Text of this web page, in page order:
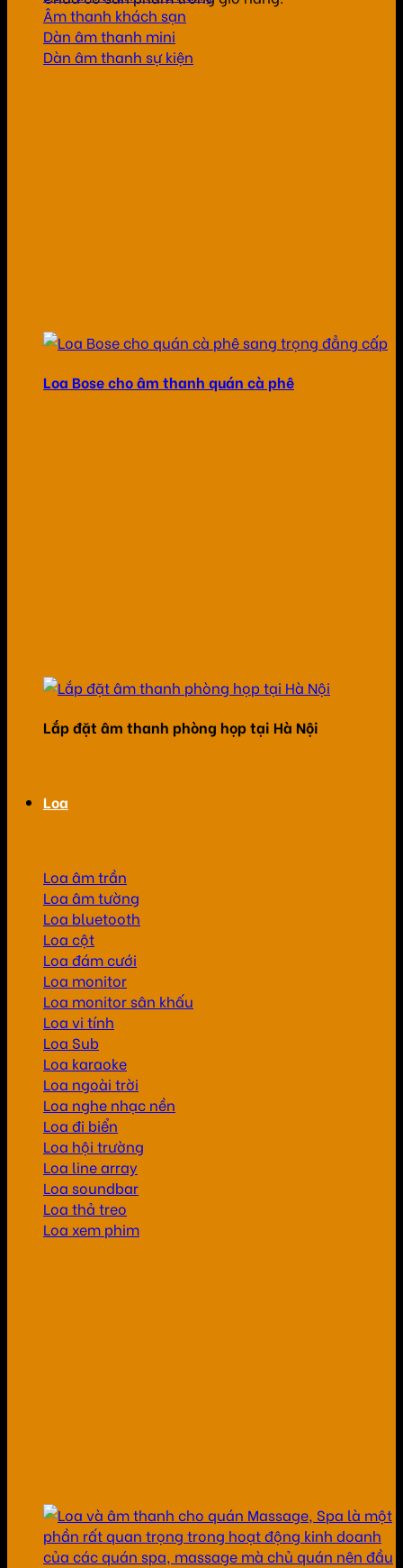
Âm thanh khách sạn
Dàn âm thanh mini
Dàn âm thanh sự kiện
Loa Bose cho âm thanh quán cà phê
Lắp đặt âm thanh phòng họp tại Hà Nội
Loa
Loa âm trần
Loa âm tường
Loa bluetooth
Loa cột
Loa đám cưới
Loa monitor
Loa monitor sân khấu
Loa vi tính
Loa Sub
Loa karaoke
Loa ngoài trời
Loa nghe nhạc nền
Loa đi biển
Loa hội trường
Loa line array
Loa soundbar
Loa thả treo
Loa xem phim